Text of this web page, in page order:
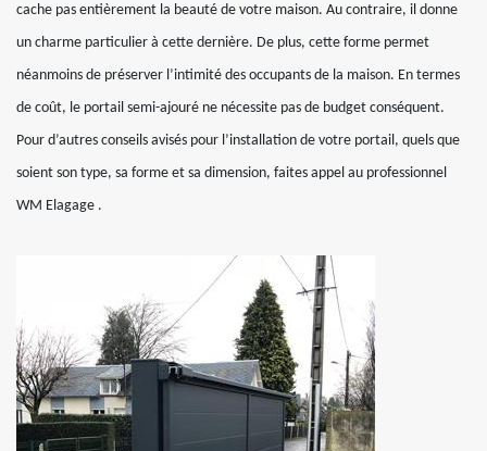
cache pas entièrement la beauté de votre maison. Au contraire, il donne
un charme particulier à cette dernière. De plus, cette forme permet
néanmoins de préserver l’intimité des occupants de la maison. En termes
de coût, le portail semi-ajouré ne nécessite pas de budget conséquent.
Pour d’autres conseils avisés pour l’installation de votre portail, quels que
soient son type, sa forme et sa dimension, faites appel au professionnel
WM Elagage .